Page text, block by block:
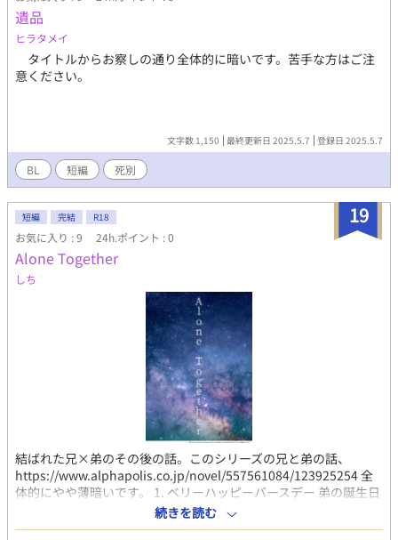
しでかしてます。 完結しました。お読みいただきありがとうござ
います。
遺品
ヒラタメイ
タイトルからお察しの通り全体的に暗いです。苦手な方はご注
意ください。
文字数 1,150 最終更新日 2025.5.7 登録日 2025.5.7
BL 短編 死別
19
短編 完結 R18
お気に入り : 9 24h.ポイント : 0
Alone Together
しち
結ばれた兄×弟のその後の話。このシリーズの兄と弟の話、
https://www.alphapolis.co.jp/novel/557561084/123925254 全
体的にやや薄暗いです。 1. ベリーハッピーバースデー 弟の誕生日
に身体を繋ぐ兄弟にかかってきた一本の電話ーー。 2. かくれんぼ
は苦手なんだよね 人気バスケ選手の兄が女優と撮られる話。 3.鳥
続きを読む